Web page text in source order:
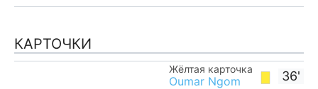
КАРТОЧКИ
36'
Жёлтая карточка
Oumar Ngom